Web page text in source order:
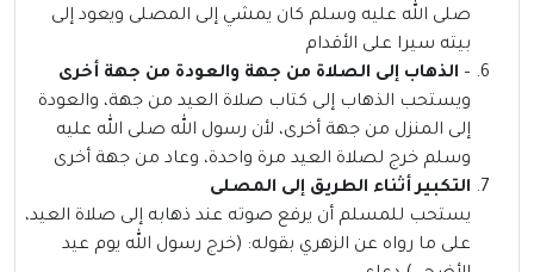
صلى الله عليه وسلم كان يمشي إلى المصلى ويعود إلى
بيته سيرا على الأقدام
– الذهاب إلى الصلاة من جهة والعودة من جهة أخرى
ويستحب الذهاب إلى كتاب صلاة العيد من جهة، والعودة
إلى المنزل من جهة أخرى، لأن رسول الله صلى الله عليه
وسلم خرج لصلاة العيد مرة واحدة، وعاد من جهة أخرى
التكبير أثناء الطريق إلى المصلى
يستحب للمسلم أن يرفع صوته عند ذهابه إلى صلاة العيد،
على ما رواه عن الزهري بقوله: (خرج رسول الله يوم عيد